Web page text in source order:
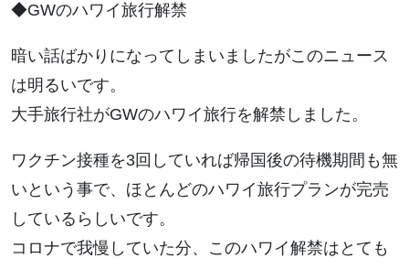
◆GWのハワイ旅行解禁
暗い話ばかりになってしまいましたがこのニュース
は明るいです。
大手旅行社がGWのハワイ旅行を解禁しました。
ワクチン接種を3回していれば帰国後の待機期間も無
いという事で、ほとんどのハワイ旅行プランが完売
しているらしいです。
コロナで我慢していた分、このハワイ解禁はとても